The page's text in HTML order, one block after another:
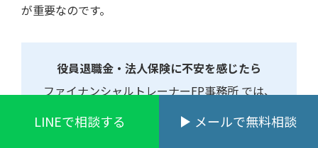
が重要なのです。
役員退職金・法人保険に不安を感じたら
ファイナンシャルトレーナーFP事務所 では、
・役員退職金準備
LINEで相談する メールで無料相談